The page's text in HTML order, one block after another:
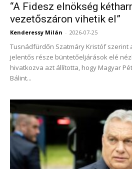
“A Fidesz elnökség
vezetőszáron vihetik el”
Kenderessy Milán - 2026-07-25
Tusnádfürdőn Szatmáry Kristóf szerint
jelentős része büntetőeljárások elé
hivatkozva azt állította, hogy Magyar
Bálint...